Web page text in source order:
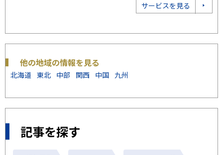
売却相談をする
他の地域の情報を見る
北海道 東北 中部 関西 中国 九州
記事を探す